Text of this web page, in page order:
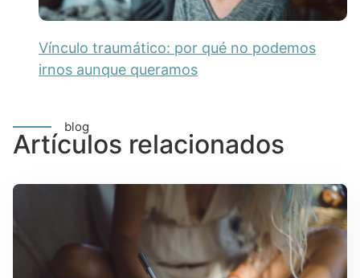
Vínculo traumático: por qué no podemos
irnos aunque queramos
blog
Artículos relacionados